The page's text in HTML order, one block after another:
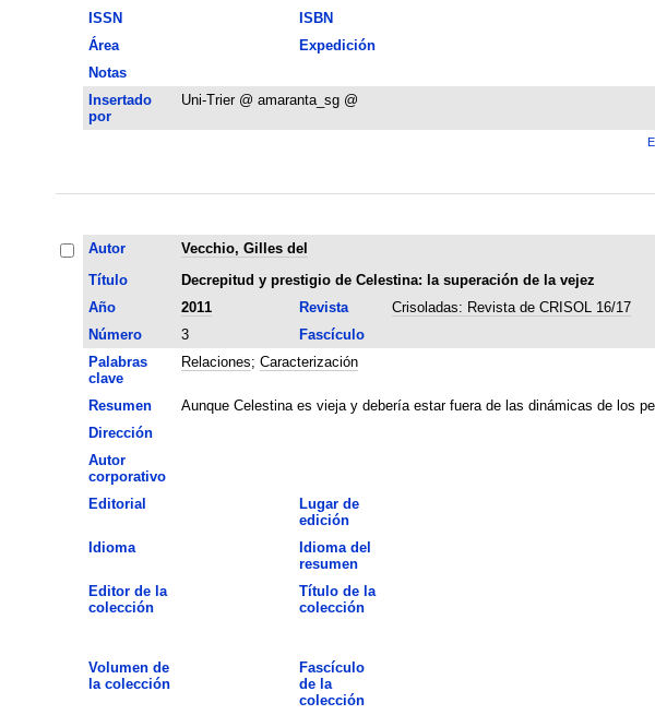
ISSN ISBN
Área
Expedición
Notas
Insertado
por
Uni-Trier @ amaranta_sg @
Autor
Vecchio, Gilles del
Título
Decrepitud y prestigio de Celestina: la superación de la vejez
Año
2011 Revista Crisoladas: Revista de CRISOL 16/17
Número
3 Fascículo
Palabras
clave
Relaciones; Caracterización
Resumen
Aunque Celestina es vieja y debería estar fuera de las dinámicas de los
Dirección
Autor
corporativo
Editorial
Lugar de
edición
Idioma
Idioma del
resumen
Editor de la
colección
Título de la
colección
Volumen de
la colección
Fascículo
de la
colección